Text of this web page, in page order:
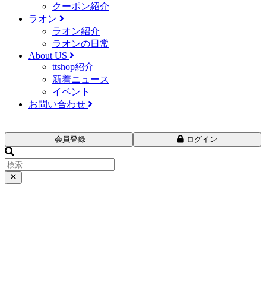
クーポン紹介
ラオン
ラオン紹介
ラオンの日常
About US
ttshop紹介
新着ニュース
イベント
お問い合わせ
会員登録 ログイン